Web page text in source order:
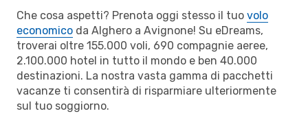
Che cosa aspetti? Prenota oggi stesso il tuo volo
economico da Alghero a Avignone! Su eDreams,
troverai oltre 155.000 voli, 690 compagnie aeree,
2.100.000 hotel in tutto il mondo e ben 40.000
destinazioni. La nostra vasta gamma di pacchetti
vacanze ti consentirà di risparmiare ulteriormente
sul tuo soggiorno.